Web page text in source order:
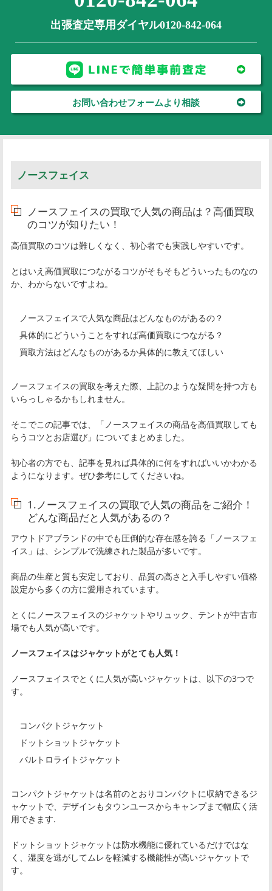
出張査定専用ダイヤル0120-842-064
お問い合わせフォームより相談
ノースフェイス
ノースフェイスの買取で人気の商品は？高価買取
のコツが知りたい！
高価買取のコツは難しくなく、初心者でも実践しやすいです。
とはいえ高価買取につながるコツがそもそもどういったものなの
か、わからないですよね。
ノースフェイスで人気な商品はどんなものがあるの？
具体的にどういうことをすれば高価買取につながる？
買取方法はどんなものがあるか具体的に教えてほしい
ノースフェイスの買取を考えた際、上記のような疑問を持つ方も
いらっしゃるかもしれません。
そこでこの記事では、「ノースフェイスの商品を高価買取しても
らうコツとお店選び」についてまとめました。
初心者の方でも、記事を見れば具体的に何をすればいいかわかる
ようになります。ぜひ参考にしてくださいね。
1.ノースフェイスの買取で人気の商品をご紹介！
どんな商品だと人気があるの？
アウトドアブランドの中でも圧倒的な存在感を誇る「ノースフェ
イス」は、シンプルで洗練された製品が多いです。
商品の生産と質も安定しており、品質の高さと入手しやすい価格
設定から多くの方に愛用されています。
とくにノースフェイスのジャケットやリュック、テントが中古市
場でも人気が高いです。
ノースフェイスはジャケットがとても人気！
ノースフェイスでとくに人気が高いジャケットは、以下の3つで
す。
コンパクトジャケット
ドットショットジャケット
バルトロライトジャケット
コンパクトジャケットは名前のとおりコンパクトに収納できるジ
ャケットで、デザインもタウンユースからキャンプまで幅広く活
用できます.
ドットショットジャケットは防水機能に優れているだけではな
く、湿度を逃がしてムレを軽減する機能性が高いジャケットで
す。